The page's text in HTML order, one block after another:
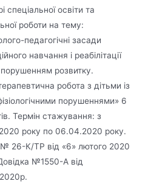
спеціальної освіти та
роботи на тему:
педагогічні засади
навчання і реабілітації
порушенням розвитку.
робота з дітьми із
порушеннями» 6
Термін стажування: з
року по 06.04.2020 року.
26-К/ТР від «6» лютого 2020
№1550-А від